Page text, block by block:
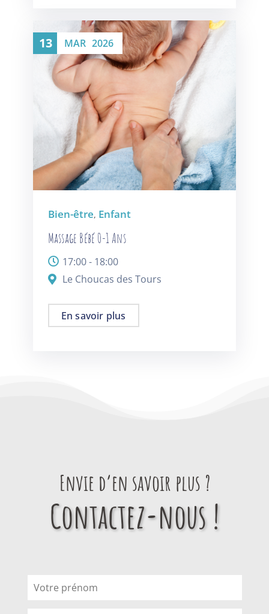
13 MAR 2026
Bien-être, Enfant
Massage Bébé 0-1 Ans
17:00 - 18:00
Le Choucas des Tours
En savoir plus
Envie d’en savoir plus ?
Contactez-nous !